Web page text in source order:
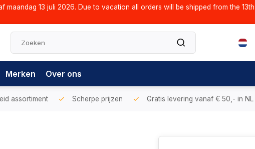
maandag 13 juli 2026. Due to vacation all orders will be shipped from the
Merken Over ons
assortiment Scherpe prijzen Gratis levering vanaf € 50,- in NL